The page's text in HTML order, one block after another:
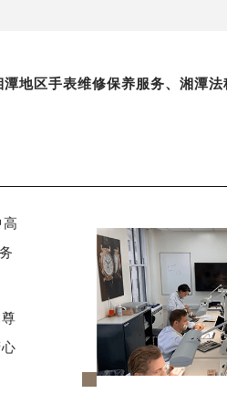
地区手表维修保养服务、湘潭